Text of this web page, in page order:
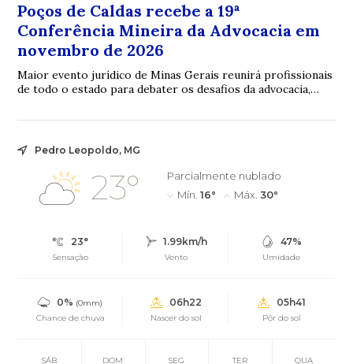
Poços de Caldas recebe a 19ª
Conferência Mineira da Advocacia em
novembro de 2026
Maior evento jurídico de Minas Gerais reunirá profissionais
de todo o estado para debater os desafios da advocacia,
Pedro Leopoldo, MG
23°
Parcialmente nublado
Mín. 16° Máx. 30°
23°
Sensação
1.99km/h
Vento
47%
Umidade
0% (0mm)
Chance de chuva
06h22
Nascer do sol
05h41
Pôr do sol
SÁB DOM SEG TER QUA